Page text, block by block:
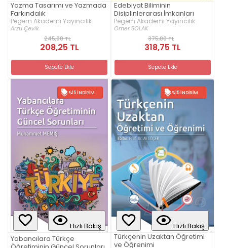
Yazma Tasarımı ve Yazmada
Farkındalık
Pegem Akademi Yayıncılık
Arzu Çevik
245,00 TL
208,25 TL
Sepete Ekle
Edebiyat Biliminin
Disiplinlerarası İmkanları
Pegem Akademi Yayıncılık
Ömer SOLAK
375,00 TL
318,75 TL
Sepete Ekle
%15 İNDIRIM
Hızlı Bakış
Yabancılara Türkçe
%15 İNDIRIM
Hızlı Bakış
Türkçenin Uzaktan Öğretimi
ve Öğrenimi